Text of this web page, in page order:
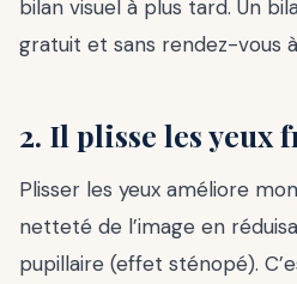
bilan visuel à plus tard. Un
gratuit et sans rendez-vous
2. Il plisse les yeux
Plisser les yeux améliore
netteté de l’image en
pupillaire (effet sténopé).